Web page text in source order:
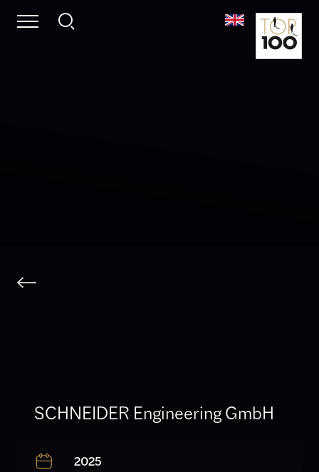
SCHNEIDER Engineering GmbH
2025